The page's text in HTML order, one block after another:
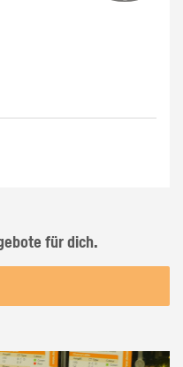
für dich.